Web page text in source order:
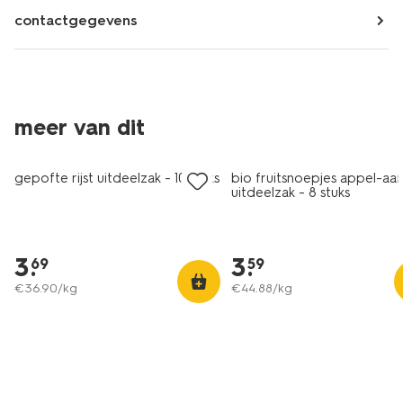
contactgegevens
meer van dit
gepofte rijst uitdeelzak - 10 stuks
3.
69
€36.90/kg
bio fruitsnoepjes appel-
uitdeelzak - 8 stuks
3.
59
€44.88/kg